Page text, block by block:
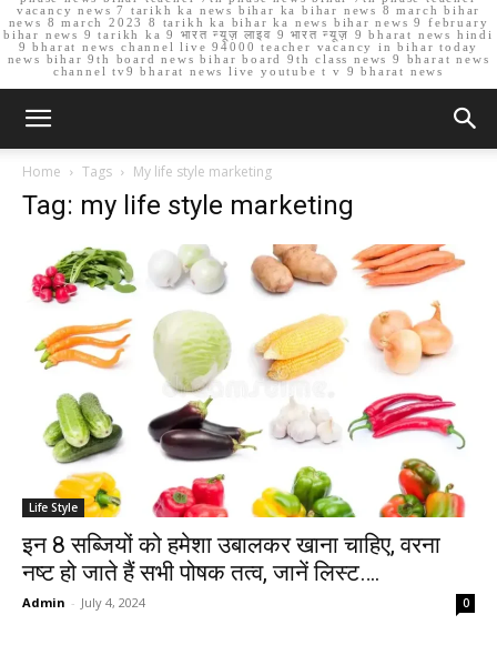
vacancy news 7 tarikh ka news bihar ka bihar news 8 march bihar
news 8 march 2023 8 tarikh ka bihar ka news bihar news 9 february
bihar news 9 tarikh ka 9 भारत न्यूज़ लाइव 9 भारत न्यूज़ 9 bharat news hindi
9 bharat news channel live 94000 teacher vacancy in bihar today
news bihar 9th board news bihar board 9th class news 9 bharat news
channel tv9 bharat news live youtube t v 9 bharat news
Home Tags My life style marketing
Tag: my life style marketing
Life Style
इन 8 सब्जियों को हमेशा उबालकर खाना चाहिए, वरना
नष्ट हो जाते हैं सभी पोषक तत्व, जानें लिस्ट….
Admin - July 4, 2024 0